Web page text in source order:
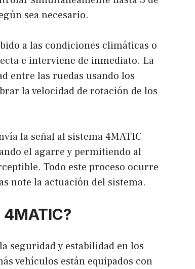
sea necesario.
a las condiciones climáticas o
e interviene de inmediato. La
entre las ruedas usando los
la velocidad de rotación de los
la señal al sistema 4MATIC
el agarre y permitiendo al
Todo este proceso ocurre
note la actuación del sistema.
seguridad y estabilidad en los
vehículos están equipados con